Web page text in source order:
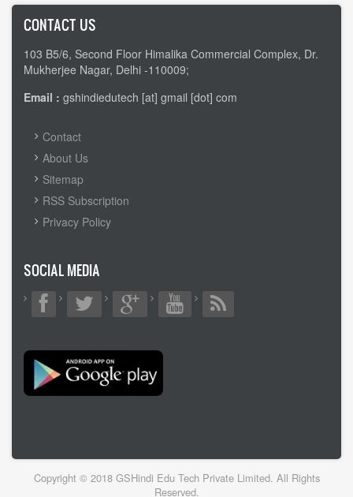
CONTACT US
103 B5/6, Second Floor Himalika Commercial Complex, Dr.
Mukherjee Nagar, Delhi -110009;
Email : gshindiedutech [at] gmail [dot] com
FOOTER
MENU
Contact
About Us
Sitemap
RSS Subscription
Privacy Policy
SOCIAL MEDIA
Copyright © 2018 GSHindi Edu Tech Private Limited. All Rights
Reserved.